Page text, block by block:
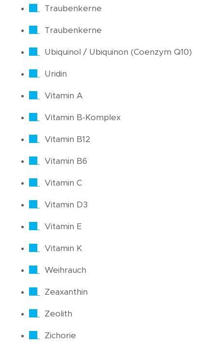
Traubenkerne
Traubenkerne
Ubiquinol / Ubiquinon (Coenzym Q10)
Uridin
Vitamin A
Vitamin B-Komplex
Vitamin B12
Vitamin B6
Vitamin C
Vitamin D3
Vitamin E
Vitamin K
Weihrauch
Zeaxanthin
Zeolith
Zichorie